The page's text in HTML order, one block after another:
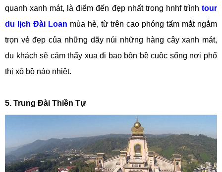
quanh xanh mát, là điểm đến đẹp nhất trong hnhf trình tour
du lịch Đài Loan mùa hè, từ trên cao phóng tấm mắt ngắm
trọn vẻ đẹp của những dãy núi những hàng cây xanh mát,
du khách sẽ cảm thấy xua đi bao bộn bề cuộc sống nơi phố
thị xô bồ náo nhiệt.
5. Trung Đài Thiền Tự